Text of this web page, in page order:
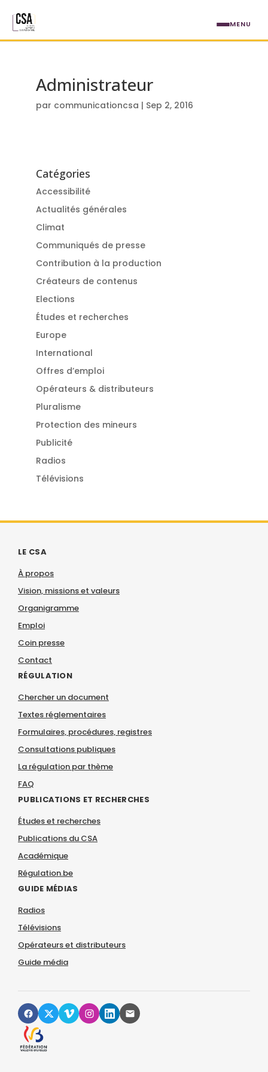
Administrateur
par communicationcsa | Sep 2, 2016
Catégories
Accessibilité
Actualités générales
Climat
Communiqués de presse
Contribution à la production
Créateurs de contenus
Elections
Études et recherches
Europe
International
Offres d’emploi
Opérateurs & distributeurs
Pluralisme
Protection des mineurs
Publicité
Radios
Télévisions
LE CSA
À propos
Vision, missions et valeurs
Organigramme
Emploi
Coin presse
Contact
RÉGULATION
Chercher un document
Textes réglementaires
Formulaires, procédures, registres
Consultations publiques
La régulation par thème
FAQ
PUBLICATIONS ET RECHERCHES
Études et recherches
Publications du CSA
Académique
Régulation.be
GUIDE MÉDIAS
Radios
Télévisions
Opérateurs et distributeurs
Guide média
MENU